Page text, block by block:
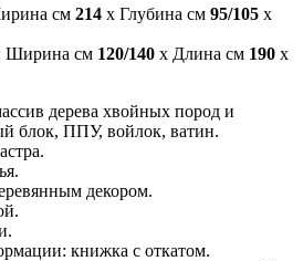
см 214 x Глубина см 95/105 x
Ширина см 120/140 x Длина см 190 x
дерева хвойных пород и
блок, ППУ, войлок, ватин.
декором.
книжка с откатом.